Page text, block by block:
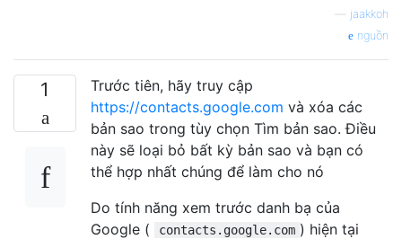
jaakkoh
nguồn
1
Trước tiên, hãy truy cập
https://contacts.google.com và xóa các
bản sao trong tùy chọn Tìm bản sao. Điều
này sẽ loại bỏ bất kỳ bản sao và bạn có
thể hợp nhất chúng để làm cho nó
Do tính năng xem trước danh bạ của
Google (
contacts.google.com ) hiện tại